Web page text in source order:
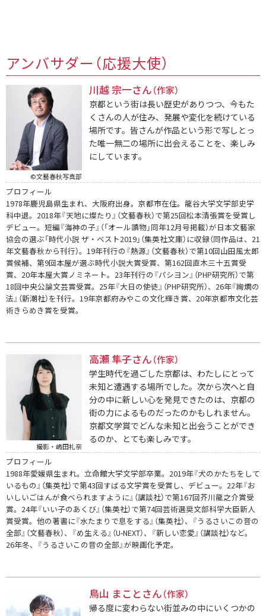
アンバサダー（応援大使）
©文藝春秋写真部
川越 宗一さん（作家）
京都という街は長い歴史がありつつ、今もた
くさんの人が住み、発展や変化を続けている
場所です。皆さんが作品という形で写しとっ
た唯一無二の場所に出会えることを、楽しみ
にしています。
プロフィール
1978年鹿児島県生まれ、大阪府出身。京都市在住。龍谷大学文学部史学
科中退。2018年『天地に燦たり』（文藝春秋）で第25回松本清張賞を受賞し
デビュー。短編『海神の子』（「オール讀物」同年12月号掲載）が日本文藝家
協会の選ぶ「時代小説 ザ・ベスト2019」（集英社文庫）に収録（同作品は、21
年文藝春秋から刊行）。19年刊行の『熱源』（文藝春秋）で第10回山田風太郎
賞候補、第9回本屋が選ぶ時代小説大賞受賞、第162回直木三十五賞受
賞、20年本屋大賞ノミネート。23年刊行の『パシヨン』（PHP研究所）で第
18回中央公論文芸賞受賞。25年『大日の使徒』（PHP研究所）、26年『絢爛の
法』（新潮社）を刊行。19年京都府みやこの文化輝き賞、20年京都市文化芸
術きらめき賞を受賞。
撮影・嶋田礼奈
高瀬 隼子さん（作家）
学生時代を過ごした京都は、わたしにとって
未知と遭遇する場所でした。次から次へと自
分の中に新しい心を発見できたのは、京都の
街の力によるものだったのかもしれません。
京都文学賞でどんな未知と出会うことができ
るのか、とても楽しみです。
プロフィール
1988年愛媛県生まれ。立命館大学文学部卒業。2019年『犬のかたちをして
いるもの』（集英社）で第43回すばる文学賞を受賞し、デビュー。22年『お
いしいごはんが食べられますように』（講談社）で第167回芥川龍之介賞受
賞。24年『いい子のあくび』（集英社）で第74回芸術選奨文部科学大臣新人
賞受賞。他の著書に『水たまりで息をする』（集英社）、『うるさいこの音の
全部』（文藝春秋）、『め生える』（U-NEXT）、『新しい恋愛』（講談社）など。
26年冬、『うるさいこの音の全部』が映画化予定。
鳥山 まことさん（作家）
帰る度に変わらない街並みの中にいくつかの